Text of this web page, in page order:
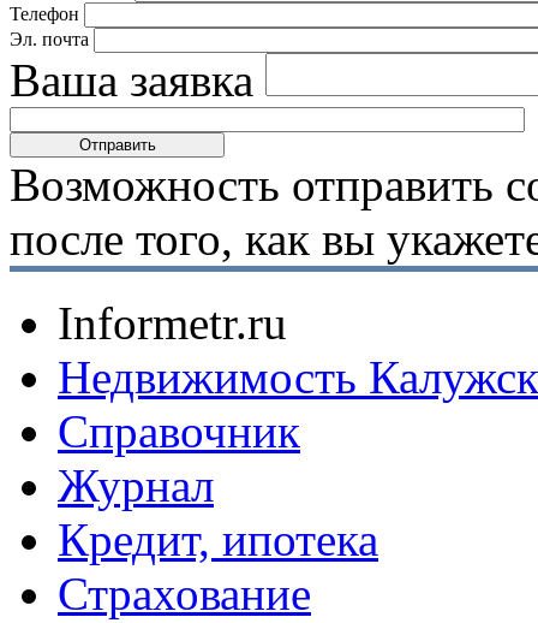
Телефон
Эл. почта
Ваша заявка
Возможность отправить
после того, как вы
Informetr.ru
Недвижимость
Справочник
Журнал
Кредит, ипотека
Страхование